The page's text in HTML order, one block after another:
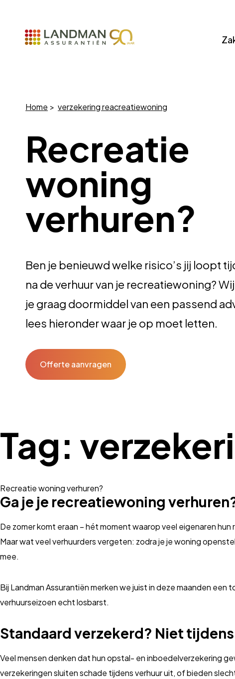
Home verzekering reacreatiewoning
Recreatie
woning
verhuren?
Ben je benieuwd welke risico’s jij loopt
na de verhuur van je recreatiewoning?
je graag doormiddel van een passend
lees hieronder waar je op moet letten.
Offerte aanvragen
Tag:
Recreatie woning verhuren?
Ga je je recreatiewoning
De zomer komt eraan – hét moment waarop veel eigenaren
Maar wat veel verhuurders vergeten: zodra je je woning
mee.
Bij Landman Assurantiën merken we juist in deze maanden
verhuurseizoen echt losbarst.
Standaard verzekerd? Niet
Veel mensen denken dat hun opstal- en inboedelverzekering
verzekeringen sluiten schade tijdens verhuur uit, of bieden